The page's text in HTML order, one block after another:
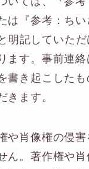
は『参考：ち
明記していた
ます。事前連絡
書き起こした
きます。
や肖像権の侵
ん。著作権や